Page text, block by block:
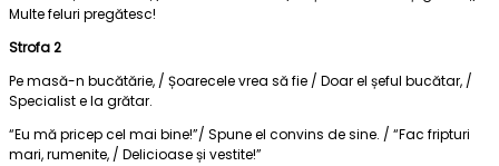
Multe feluri pregătesc!
Strofa 2
Pe masă-n bucătărie, / Șoarecele vrea să fie / Doar el șeful bucătar, /
Specialist e la grătar.
“Eu mă pricep cel mai bine!”/ Spune el convins de sine. / “Fac fripturi
mari, rumenite, / Delicioase și vestite!”